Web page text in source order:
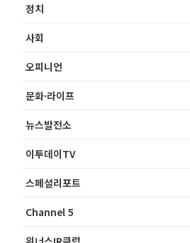
정치
사회
오피니언
문화·라이프
뉴스발전소
이투데이TV
스페셜리포트
Channel 5